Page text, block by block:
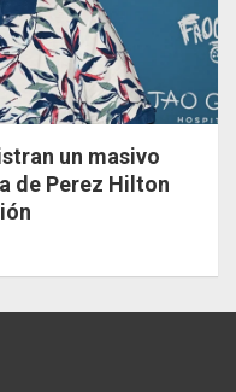
un masivo
de Perez Hilton